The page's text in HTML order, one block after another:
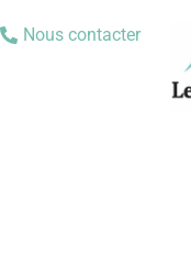
Nous contacter